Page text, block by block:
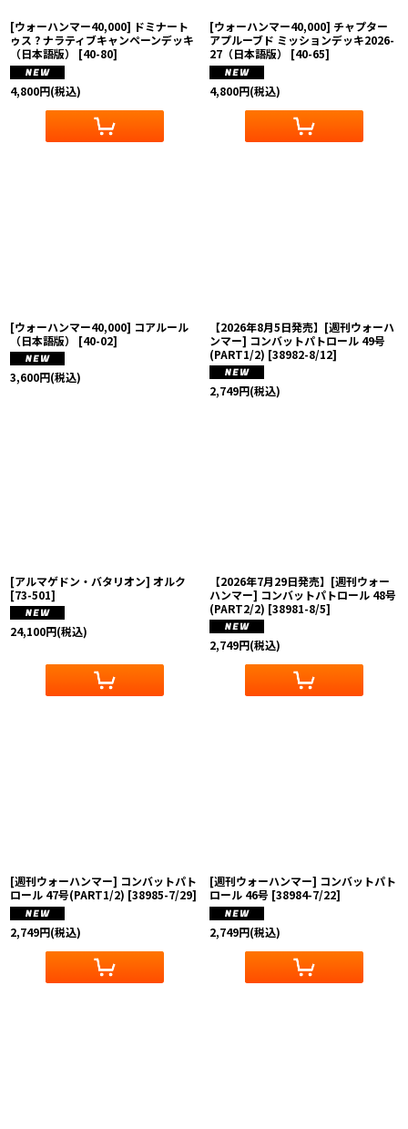
[ウォーハンマー40,000] ドミナート
ゥス ? ナラティブキャンペーンデッキ
（日本語版）
[40-80]
4,800円(税込)
[ウォーハンマー40,000] チャプター
アプルーブド ミッションデッキ2026-
27（日本語版）
[40-65]
4,800円(税込)
[ウォーハンマー40,000] コアルール
（日本語版）
[40-02]
3,600円(税込)
【2026年8月5日発売】[週刊ウォーハ
ンマー] コンバットパトロール 49号
(PART1/2) [38982-8/12]
2,749円(税込)
[アルマゲドン・バタリオン] オルク
[73-501]
24,100円(税込)
【2026年7月29日発売】[週刊ウォー
ハンマー] コンバットパトロール 48号
(PART2/2) [38981-8/5]
2,749円(税込)
[週刊ウォーハンマー] コンバットパト
ロール 47号(PART1/2) [38985-7/29]
2,749円(税込)
[週刊ウォーハンマー] コンバットパト
ロール 46号 [38984-7/22]
2,749円(税込)